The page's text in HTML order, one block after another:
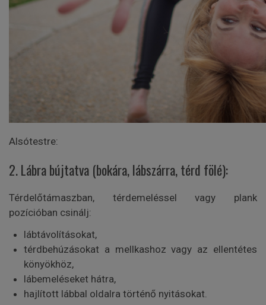
Alsótestre:
2. Lábra bújtatva (bokára, lábszárra, térd fölé):
Térdelőtámaszban, térdemeléssel vagy plank
pozícióban csinálj:
lábtávolításokat,
térdbehúzásokat a mellkashoz vagy az ellentétes
könyökhöz,
lábemeléseket hátra,
hajlított lábbal oldalra történő nyitásokat.